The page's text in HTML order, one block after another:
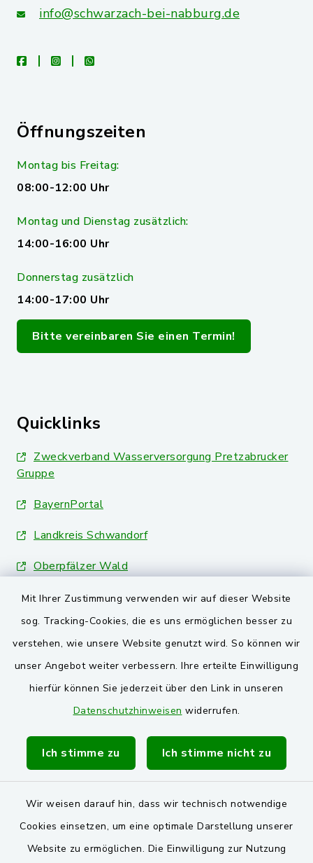
Mit Ihrer Zustimmung verwenden wir auf dieser Website
sog. Tracking-Cookies, die es uns ermöglichen besser zu
verstehen, wie unsere Website genutzt wird. So können wir
unser Angebot weiter verbessern. Ihre erteilte Einwilligung
hierfür können Sie jederzeit über den Link in unseren
Datenschutzhinweisen widerrufen.
Ich stimme zu Ich stimme nicht zu
Wir weisen darauf hin, dass wir technisch notwendige
Cookies einsetzen, um eine optimale Darstellung unserer
Website zu ermöglichen. Die Einwilligung zur Nutzung
info@schwarzach-bei-nabburg.de
facebookinstagramwhatsapp
Öffnungszeiten
Montag bis Freitag:
08:00-12:00 Uhr
Montag und Dienstag zusätzlich:
14:00-16:00 Uhr
Donnerstag zusätzlich
14:00-17:00 Uhr
Bitte vereinbaren Sie einen Termin!
Quicklinks
Zweckverband Wasserversorgung Pretzabrucker
Gruppe
BayernPortal
Landkreis Schwandorf
Oberpfälzer Wald
VG und Gemeinden
Markt Schwarzenfeld
Gemeinde Stulln
Barrierefreiheit